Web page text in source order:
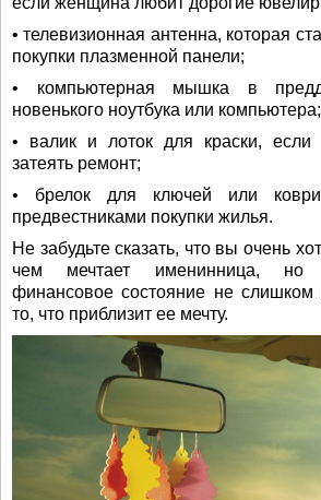
• телевизионная антенна, которая
покупки плазменной панели;
• компьютерная мышка в
новенького ноутбука или компьютера;
• валик и лоток для краски, если
затеять ремонт;
• брелок для ключей или
предвестниками покупки жилья.
Не забудьте сказать, что вы очень
чем мечтает именинница, но
финансовое состояние не слишком
то, что приблизит ее мечту.